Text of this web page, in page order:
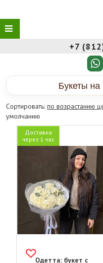
+7
Букеты
Сортировать: по возрастанию
умолчанию
Доставка
через 1 час
Одетта: букет с